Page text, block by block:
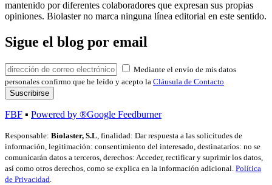
mantenido por diferentes colaboradores que expresan sus propias
opiniones. Biolaster no marca ninguna línea editorial en este sentido.
Sigue el blog por email
Mediante el envío de mis datos
personales confirmo que he leído y acepto la Cláusula de Contacto
FBF ▪ Powered by ®Google Feedburner
Responsable: Biolaster, S.L, finalidad: Dar respuesta a las solicitudes de
información, legitimación: consentimiento del interesado, destinatarios: no se
comunicarán datos a terceros, derechos: Acceder, rectificar y suprimir los datos,
así como otros derechos, como se explica en la información adicional. Política
de Privacidad.